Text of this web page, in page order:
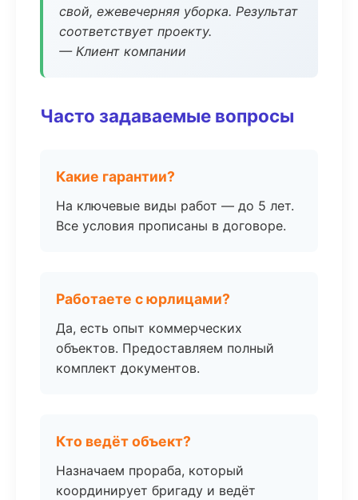
свой, ежевечерняя уборка. Результат
соответствует проекту.
— Клиент компании
Часто задаваемые вопросы
Какие гарантии?
На ключевые виды работ — до 5 лет.
Все условия прописаны в договоре.
Работаете с юрлицами?
Да, есть опыт коммерческих
объектов. Предоставляем полный
комплект документов.
Кто ведёт объект?
Назначаем прораба, который
координирует бригаду и ведёт